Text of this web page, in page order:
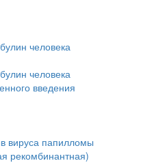
человека
человека
введения
вируса папилломы
рекомбинантная)